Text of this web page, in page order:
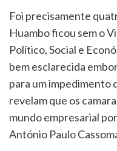
Foi precisamente
Huambo ficou sem o
Político, Social e
bem esclarecida
para um impedimento
revelam que os
mundo empresarial
António Paulo